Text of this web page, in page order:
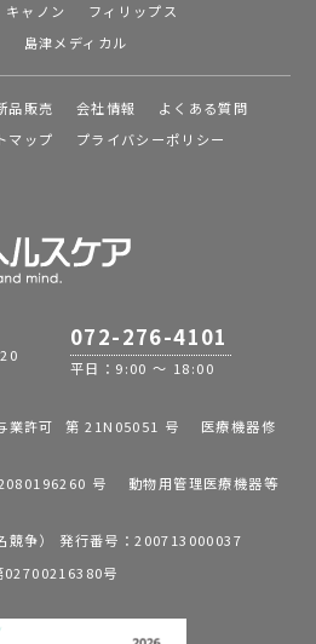
ャノン
フィリップス
島津メディカル
品販売 会社情報
よくある質問
マップ プライバシーポリシー
072-276-4101
平日：9:00 ～ 18:00
業許可 第 21N05051 号 医療機器修
号 動物用管理医療機器等
競争） 発行番号：200713000037
02700216380号